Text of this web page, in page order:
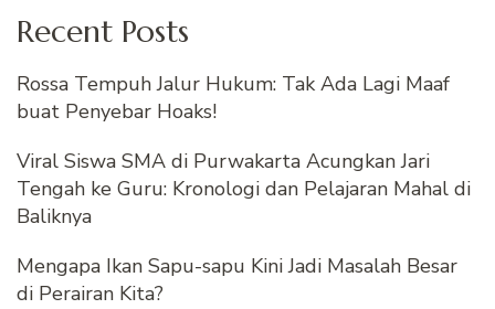
Recent Posts
Rossa Tempuh Jalur Hukum: Tak Ada Lagi Maaf
buat Penyebar Hoaks!
Viral Siswa SMA di Purwakarta Acungkan Jari
Tengah ke Guru: Kronologi dan Pelajaran Mahal di
Baliknya
Mengapa Ikan Sapu-sapu Kini Jadi Masalah Besar
di Perairan Kita?